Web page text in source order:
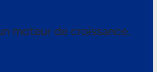
moteur de croissance.